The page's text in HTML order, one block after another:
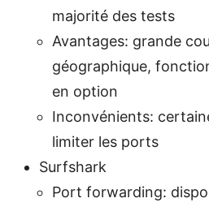
majorité des tests
Avantages: grande
géographique,
en option
Inconvénients:
limiter les ports
Surfshark
Port forwarding: